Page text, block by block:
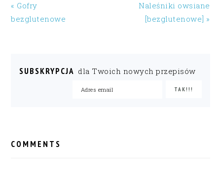
« Gofry
bezglutenowe
Naleśniki owsiane
[bezglutenowe] »
SUBSKRYPCJA dla Twoich nowych przepisów
INTERACTIONS
COMMENTS